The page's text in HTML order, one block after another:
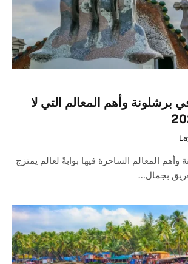
برشلونة وأهم المعالم التي لا
المعالم الساحرة فيها بوابةً لعالم يمتزج
بجمال…